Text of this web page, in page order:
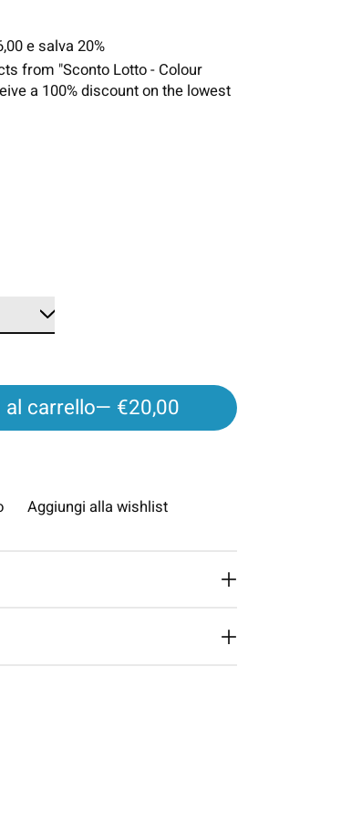
e salva 20%
from "Sconto Lotto - Colour
a 100% discount on the lowest
carrello
— €20,00
Aggiungi alla wishlist